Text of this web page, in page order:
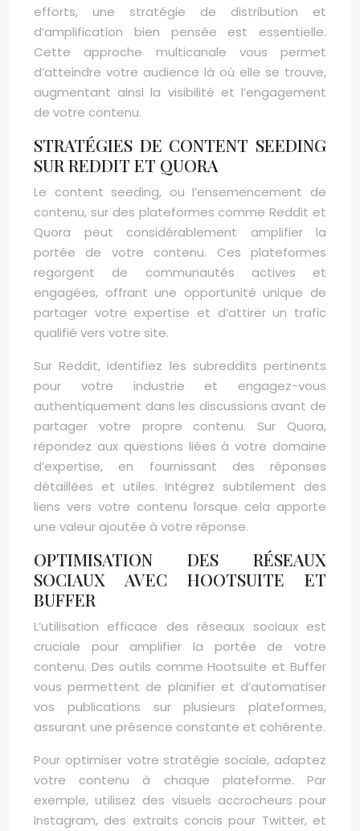
efforts, une stratégie de distribution et
d’amplification bien pensée est essentielle.
Cette approche multicanale vous permet
d’atteindre votre audience là où elle se trouve,
augmentant ainsi la visibilité et l’engagement
de votre contenu.
STRATÉGIES DE CONTENT SEEDING
SUR REDDIT ET QUORA
Le content seeding, ou l’ensemencement de
contenu, sur des plateformes comme Reddit et
Quora peut considérablement amplifier la
portée de votre contenu. Ces plateformes
regorgent de communautés actives et
engagées, offrant une opportunité unique de
partager votre expertise et d’attirer un trafic
qualifié vers votre site.
Sur Reddit, identifiez les subreddits pertinents
pour votre industrie et engagez-vous
authentiquement dans les discussions avant de
partager votre propre contenu. Sur Quora,
répondez aux questions liées à votre domaine
d’expertise, en fournissant des réponses
détaillées et utiles. Intégrez subtilement des
liens vers votre contenu lorsque cela apporte
une valeur ajoutée à votre réponse.
OPTIMISATION DES RÉSEAUX
SOCIAUX AVEC HOOTSUITE ET
BUFFER
L’utilisation efficace des réseaux sociaux est
cruciale pour amplifier la portée de votre
contenu. Des outils comme Hootsuite et Buffer
vous permettent de planifier et d’automatiser
vos publications sur plusieurs plateformes,
assurant une présence constante et cohérente.
Pour optimiser votre stratégie sociale, adaptez
votre contenu à chaque plateforme. Par
exemple, utilisez des visuels accrocheurs pour
Instagram, des extraits concis pour Twitter, et